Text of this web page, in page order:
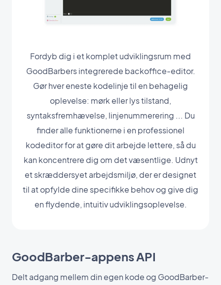
Fordyb dig i et komplet udviklingsrum med
GoodBarbers integrerede backoffice-editor.
Gør hver eneste kodelinje til en behagelig
oplevelse: mørk eller lys tilstand,
syntaksfremhævelse, linjenummerering ... Du
finder alle funktionerne i en professionel
kodeditor for at gøre dit arbejde lettere, så du
kan koncentrere dig om det væsentlige. Udnyt
et skræddersyet arbejdsmiljø, der er designet
til at opfylde dine specifikke behov og give dig
en flydende, intuitiv udviklingsoplevelse.
GoodBarber-appens API
Delt adgang mellem din egen kode og GoodBarber-